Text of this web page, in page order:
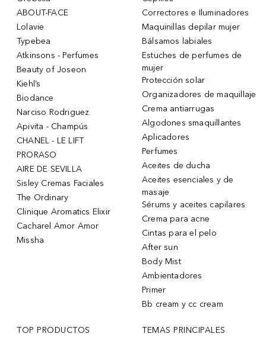
ABOUT-FACE
Lolavie
Typebea
Atkinsons - Perfumes
Beauty of Joseon
Kiehl’s
Biodance
Narciso Rodriguez
Apivita - Champús
CHANEL - LE LIFT
PRORASO
AIRE DE SEVILLA
Sisley Cremas Faciales
The Ordinary
Clinique Aromatics Elixir
Cacharel Amor Amor
Missha
Correctores e Iluminadores
Maquinillas depilar mujer
Bálsamos labiales
Estuches de perfumes de
mujer
Protección solar
Organizadores de maquillaje
Crema antiarrugas
Algodones smaquillantes
Aplicadores
Perfumes
Aceites de ducha
Aceites esenciales y de
masaje
Sérums y aceites capilares
Crema para acne
Cintas para el pelo
After sun
Body Mist
Ambientadores
Primer
Bb cream y cc cream
TOP PRODUCTOS TEMAS PRINCIPALES